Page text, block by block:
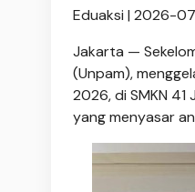
Eduaksi | 2026-
Jakarta —
(Unpam),
2026, di SMKN
yang menyasar